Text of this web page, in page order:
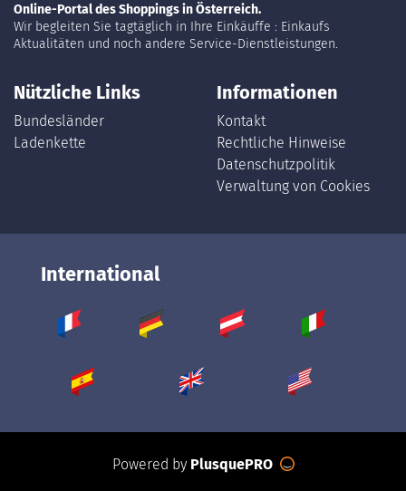
Online-Portal des Shoppings in Österreich.
Wir begleiten Sie tagtäglich in Ihre Einkäuffe : Einkaufs
Aktualitäten und noch andere Service-Dienstleistungen.
Nützliche Links
Bundesländer
Ladenkette
Informationen
Kontakt
Rechtliche Hinweise
Datenschutzpolitik
Verwaltung von Cookies
International
Powered by PlusquePRO